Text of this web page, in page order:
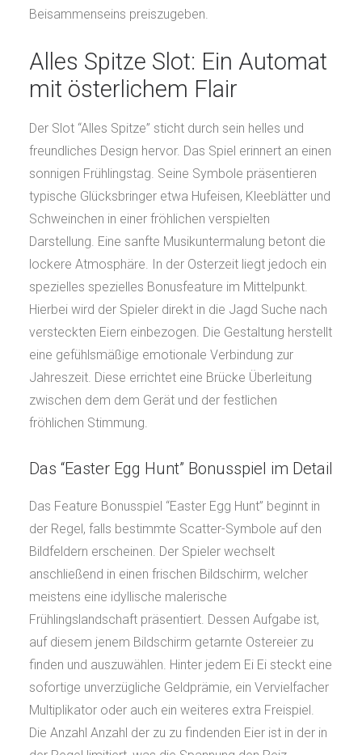
Beisammenseins preiszugeben.
Alles Spitze Slot: Ein Automat
mit österlichem Flair
Der Slot “Alles Spitze” sticht durch sein helles und
freundliches Design hervor. Das Spiel erinnert an einen
sonnigen Frühlingstag. Seine Symbole präsentieren
typische Glücksbringer etwa Hufeisen, Kleeblätter und
Schweinchen in einer fröhlichen verspielten
Darstellung. Eine sanfte Musikuntermalung betont die
lockere Atmosphäre. In der Osterzeit liegt jedoch ein
spezielles spezielles Bonusfeature im Mittelpunkt.
Hierbei wird der Spieler direkt in die Jagd Suche nach
versteckten Eiern einbezogen. Die Gestaltung herstellt
eine gefühlsmäßige emotionale Verbindung zur
Jahreszeit. Diese errichtet eine Brücke Überleitung
zwischen dem dem Gerät und der festlichen
fröhlichen Stimmung.
Das “Easter Egg Hunt” Bonusspiel im Detail
Das Feature Bonusspiel “Easter Egg Hunt” beginnt in
der Regel, falls bestimmte Scatter-Symbole auf den
Bildfeldern erscheinen. Der Spieler wechselt
anschließend in einen frischen Bildschirm, welcher
meistens eine idyllische malerische
Frühlingslandschaft präsentiert. Dessen Aufgabe ist,
auf diesem jenem Bildschirm getarnte Ostereier zu
finden und auszuwählen. Hinter jedem Ei Ei steckt eine
sofortige unverzügliche Geldprämie, ein Vervielfacher
Multiplikator oder auch ein weiteres extra Freispiel.
Die Anzahl Anzahl der zu zu findenden Eier ist in der in